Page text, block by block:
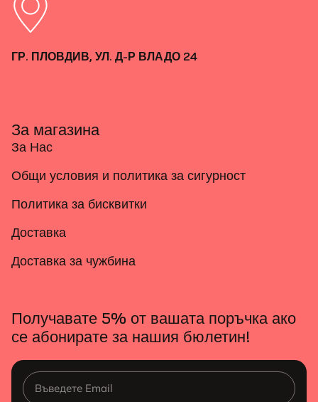
ГР. ПЛОВДИВ, УЛ. Д-Р ВЛАДО 24
За магазина
За Нас
Общи условия и политика за сигурност
Политика за бисквитки
Доставка
Доставка за чужбина
Получавате 5% от вашата поръчка ако
се абонирате за нашия бюлетин!